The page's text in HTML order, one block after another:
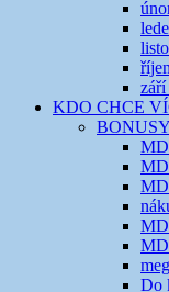
KDO CHCE
BONUSY
Do